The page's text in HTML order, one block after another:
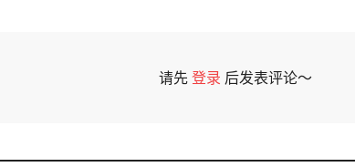
请先登录 后发表评论～